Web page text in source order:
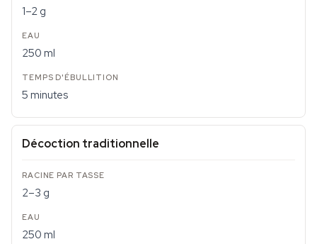
1–2 g
250 ml
5 minutes
Décoction traditionnelle
2–3 g
250 ml